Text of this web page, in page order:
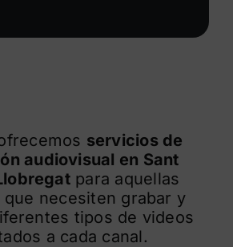
servicios de
audiovisual en Sant
para aquellas
que necesiten grabar y
tipos de videos
a cada canal.